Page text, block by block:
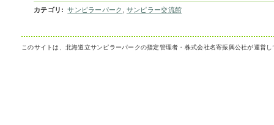
カテゴリ : サンピラーパーク サンピラー交流館
このサイトは、北海道立サンピラーパークの指定管理者・株式会社名寄振興公社が運営